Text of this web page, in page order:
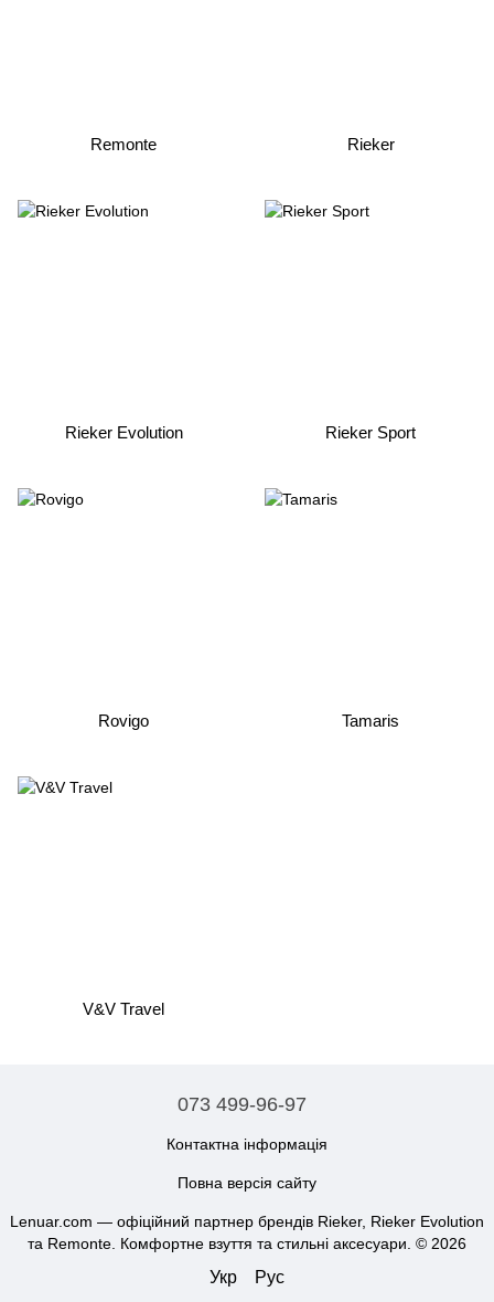
Remonte Rieker
Rieker Evolution Rieker Sport
Rovigo Tamaris
V&V Travel
073 499-96-97
Контактна інформація
Повна версія сайту
Lenuar.com — офіційний партнер брендів Rieker, Rieker Evolution
та Remonte. Комфортне взуття та стильні аксесуари. © 2026
Укр Рус